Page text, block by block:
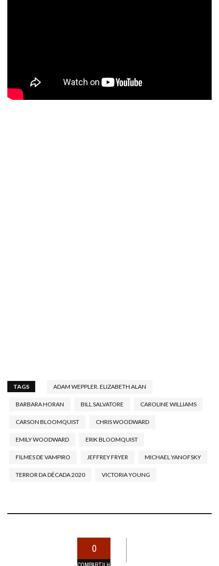
TAGS ADAM WEPPLER. ELIZABETH ALAN
BARBARA HORAN BILL SALVATORE CAROLINE WILLIAMS
CARSON BLOOMQUIST CHRIS WOODWARD
EMILY WOODWARD ERIK BLOOMQUIST
FILMES DE VAMPIRO JEFFREY FRYER MICHAEL YANOFSKY
TERROR DA DÉCADA 2020 VICTORIA YOUNG
0